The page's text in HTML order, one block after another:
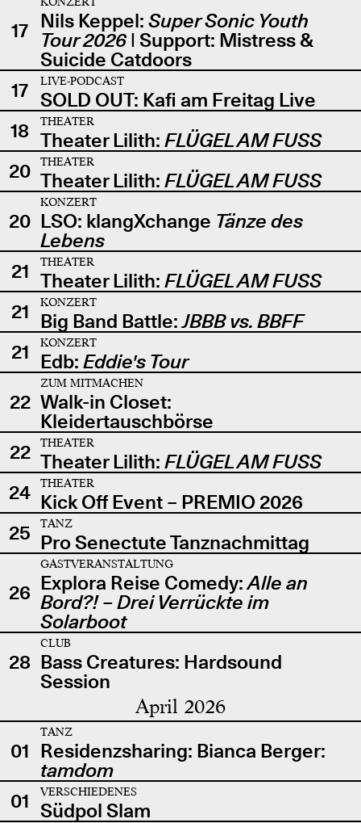
17 Nils Keppel: Super Sonic Youth
Tour 2026| Support: Mistress &
Suicide Catdoors
17
LIVE-PODCAST
SOLD OUT: Kafi am Freitag Live
18
THEATER
Theater Lilith: FLÜGEL AM FUSS
20
THEATER
Theater Lilith: FLÜGEL AM FUSS
20
KONZERT
LSO: klangXchange Tänze des
Lebens
21
THEATER
Theater Lilith: FLÜGEL AM FUSS
21
KONZERT
Big Band Battle:JBBB vs. BBFF
21
KONZERT
Edb: Eddie's Tour
22
ZUM MITMACHEN
Walk-in Closet:
Kleidertauschbörse
22
THEATER
Theater Lilith: FLÜGEL AM FUSS
24
THEATER
Kick Off Event – PREMIO 2026
25
TANZ
Pro Senectute Tanznachmittag
26
GASTVERANSTALTUNG
Explora Reise Comedy:Alle an
Bord?! – Drei Verrückte im
Solarboot
28
CLUB
Bass Creatures: Hardsound
Session
April 2026
01
TANZ
Residenzsharing: Bianca Berger:
tamdom
01
VERSCHIEDENES
Südpol Slam